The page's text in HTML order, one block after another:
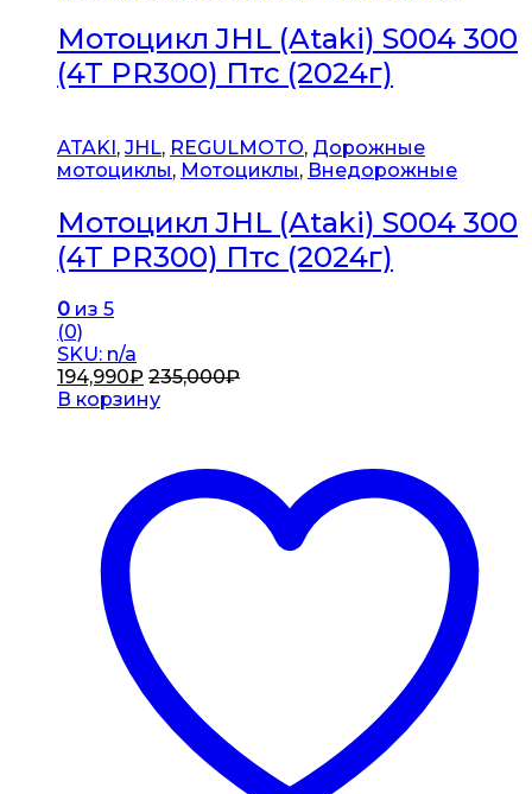
Мотоцикл JHL (Ataki) S004 300
(4T PR300) Птс (2024г)
ATAKI , JHL, REGULMOTO, Дорожные
мотоциклы, Мотоциклы, Внедорожные
Мотоцикл JHL (Ataki) S004 300
(4T PR300) Птс (2024г)
0 из 5
(0)
SKU: n/a
194,990₽ 235,000₽
В корзину